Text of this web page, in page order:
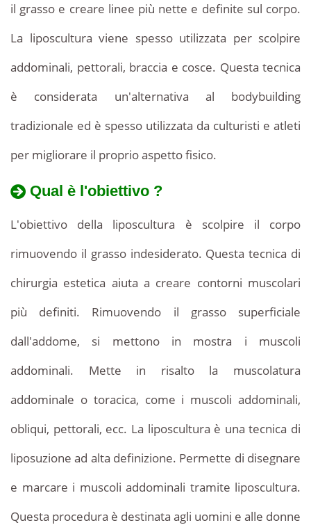
il grasso e creare linee più nette e definite sul corpo.
La liposcultura viene spesso utilizzata per scolpire
addominali, pettorali, braccia e cosce. Questa tecnica
è considerata un'alternativa al bodybuilding
tradizionale ed è spesso utilizzata da culturisti e atleti
per migliorare il proprio aspetto fisico.
Qual è l'obiettivo ?
L'obiettivo della liposcultura è scolpire il corpo
rimuovendo il grasso indesiderato. Questa tecnica di
chirurgia estetica aiuta a creare contorni muscolari
più definiti. Rimuovendo il grasso superficiale
dall'addome, si mettono in mostra i muscoli
addominali. Mette in risalto la muscolatura
addominale o toracica, come i muscoli addominali,
obliqui, pettorali, ecc. La liposcultura è una tecnica di
liposuzione ad alta definizione. Permette di disegnare
e marcare i muscoli addominali tramite liposcultura.
Questa procedura è destinata agli uomini e alle donne